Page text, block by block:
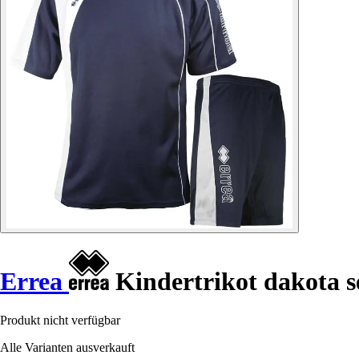
Errea Kindertrikot dakota
Produkt nicht verfügbar
Alle Varianten ausverkauft